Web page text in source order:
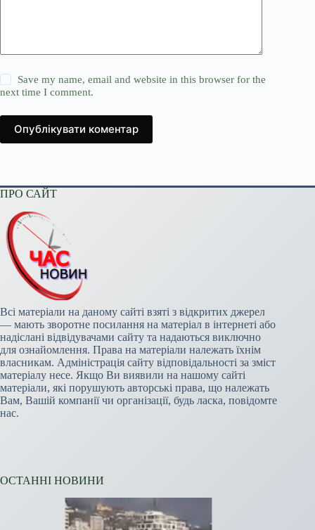
Save my name, email and website in this browser for the
next time I comment.
Опублікувати коментар
ПРО САЙТ
Всі матеріали на даному сайті взяті з відкритих джерел
— мають зворотне посилання на матеріал в інтернеті або
надіслані відвідувачами сайту та надаються виключно
для ознайомлення. Права на матеріали належать їхнім
власникам. Адміністрація сайту відповідальності за зміст
матеріалу несе. Якщо Ви виявили на нашому сайті
матеріали, які порушують авторські права, що належать
Вам, Вашій компанії чи організації, будь ласка, повідомте
нас.
ОСТАННІ НОВИНИ